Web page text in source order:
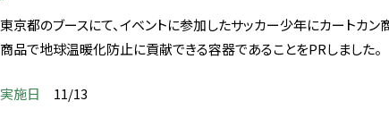
東京都のブースにて、イベントに参加したサッカー少年にカートカ
商品で地球温暖化防止に貢献できる容器であることをPRしました。
実施日 11/13